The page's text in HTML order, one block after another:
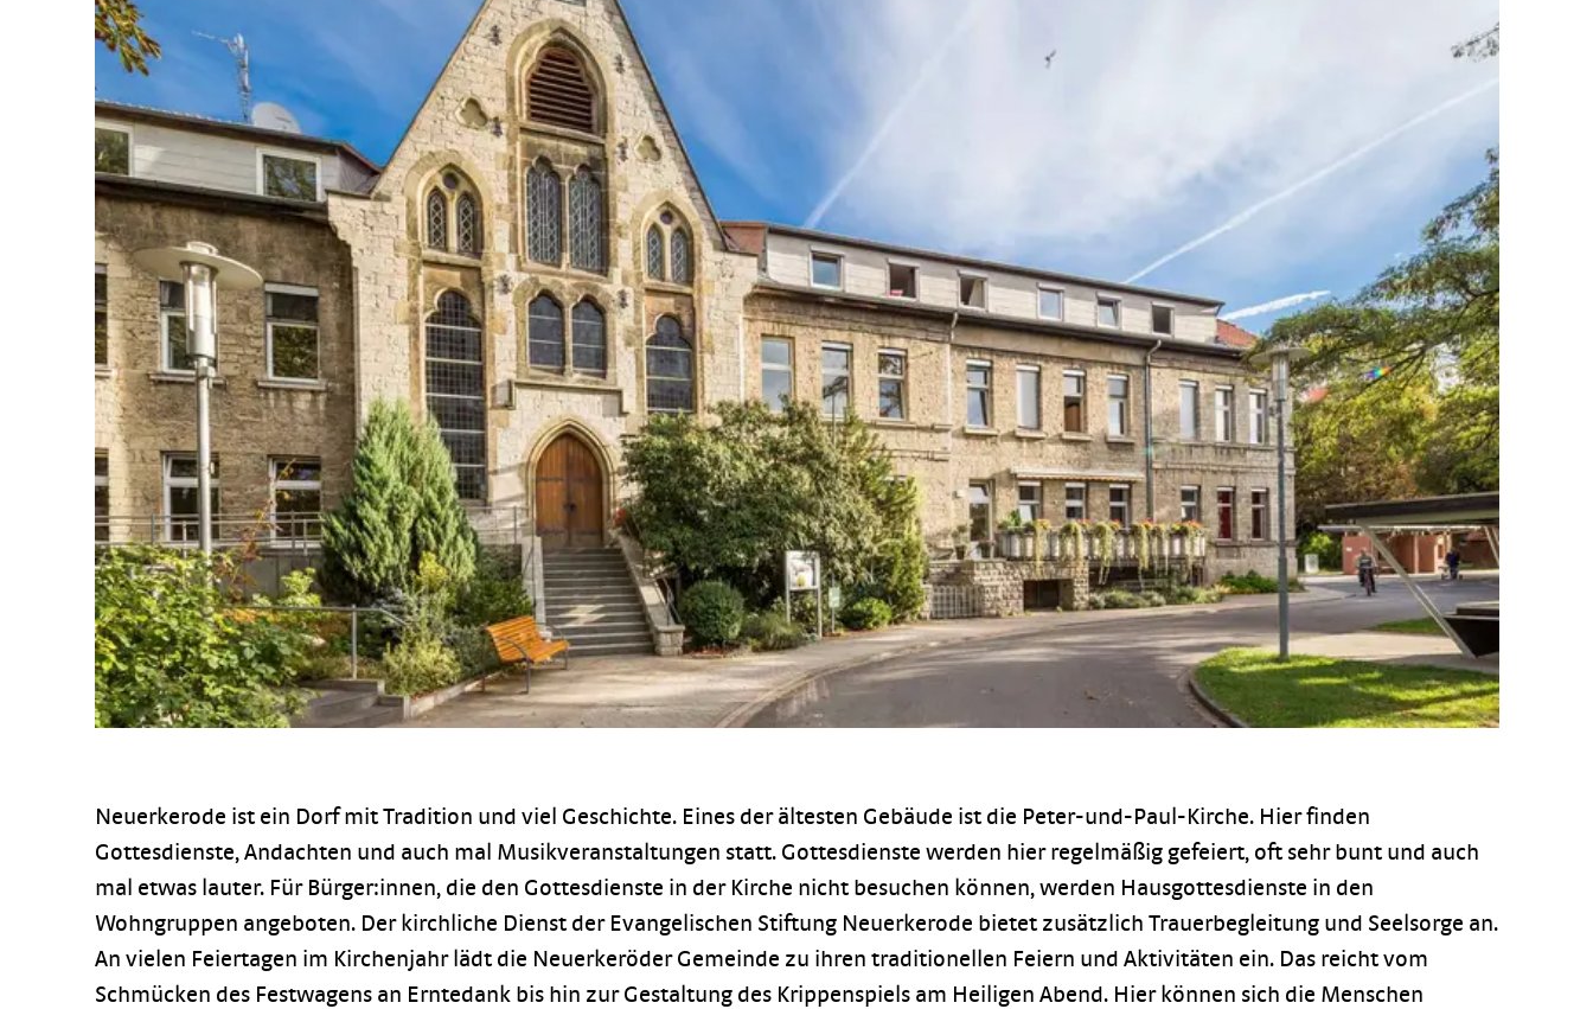
Neuerkerode ist ein Dorf mit Tradition und viel Geschichte. Eines der ältesten Gebäude ist die Peter-und-Paul-Kirche. Hier finden
Gottesdienste, Andachten und auch mal Musikveranstaltungen statt. Gottesdienste werden hier regelmäßig gefeiert, oft sehr bunt und auch
mal etwas lauter. Für Bürger:innen, die den Gottesdienste in der Kirche nicht besuchen können, werden Hausgottesdienste in den
Wohngruppen angeboten. Der kirchliche Dienst der Evangelischen Stiftung Neuerkerode bietet zusätzlich Trauerbegleitung und Seelsorge an.
An vielen Feiertagen im Kirchenjahr lädt die Neuerkeröder Gemeinde zu ihren traditionellen Feiern und Aktivitäten ein. Das reicht vom
Schmücken des Festwagens an Erntedank bis hin zur Gestaltung des Krippenspiels am Heiligen Abend. Hier können sich die Menschen